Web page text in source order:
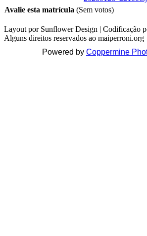
Avalie esta matrícula (Sem votos)
Layout por Sunflower Design | Codificação
Alguns direitos reservados ao maiperroni.org
Powered by Coppermine